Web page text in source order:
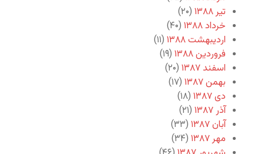
تیر ۱۳۸۸
(۲۰)
خرداد ۱۳۸۸
(۴۰)
اردیبهشت ۱۳۸۸
(۱۱)
فروردین ۱۳۸۸
(۱۹)
اسفند ۱۳۸۷
(۲۰)
بهمن ۱۳۸۷
(۱۷)
دی ۱۳۸۷
(۱۸)
آذر ۱۳۸۷
(۲۱)
آبان ۱۳۸۷
(۳۳)
مهر ۱۳۸۷
(۳۴)